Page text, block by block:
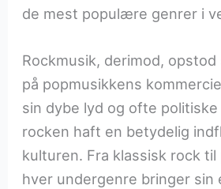
de mest populære genrer i
Rockmusik, derimod,
på popmusikkens
sin dybe lyd og ofte
rocken haft en betydelig
kulturen. Fra klassisk rock til
hver undergenre bringer sin